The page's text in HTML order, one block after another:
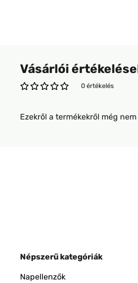
Vásárlói
0 értékelés
Ezekről a termékekről még
Népszerű kategóriák
Napellenzők